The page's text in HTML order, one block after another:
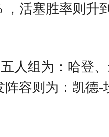
活塞胜率则升
人组为：哈登
容则为：凯德-